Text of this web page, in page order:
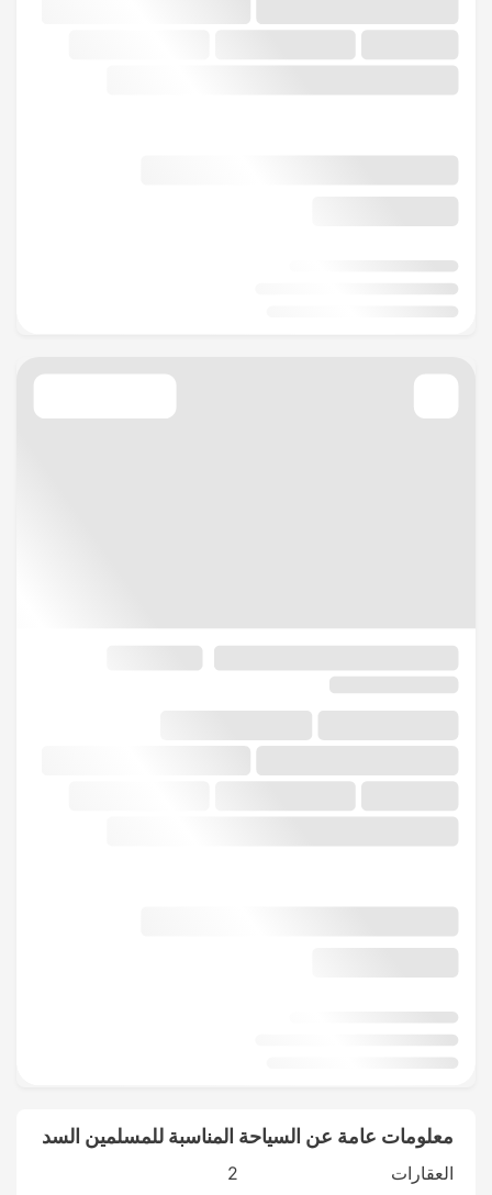
معلومات عامة عن السياحة المناسبة للمسلمين السد
العقارات
2